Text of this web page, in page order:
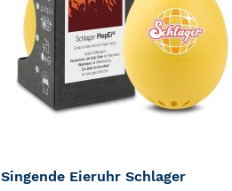
Singende Eieruhr Schlager